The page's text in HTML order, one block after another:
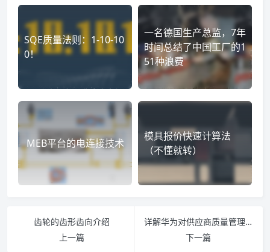
SQE质量法则：1-10-10
0！
一名德国生产总监，7年
时间总结了中国工厂的1
51种浪费
MEB平台的电连接技术
模具报价快速计算法
（不懂就转）
齿轮的齿形齿向介绍
上一篇
详解华为对供应商质量管理的要求：三化一稳！
下一篇